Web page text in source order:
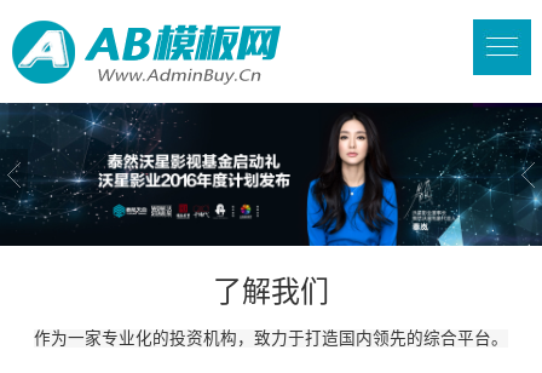
了解我们
作为一家专业化的投资机构，致力于打造国内领先的综合平台。